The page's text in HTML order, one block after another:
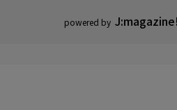
powered by J:magazine!